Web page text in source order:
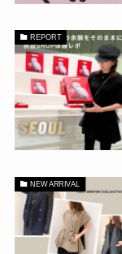
REPORT
NEW ARRIVAL